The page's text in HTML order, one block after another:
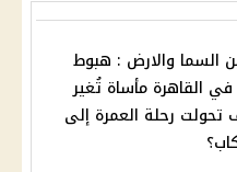
السما والارض : هبوط
القاهرة مأساة تُغير
تحولت رحلة العمرة إلى